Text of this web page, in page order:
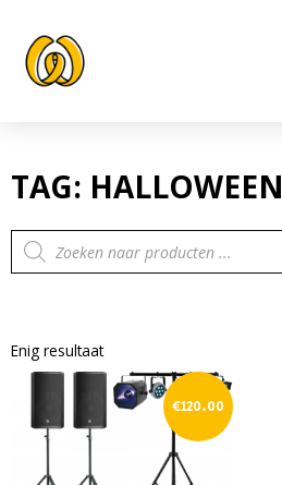
inhoud
TAG: HALLOWEEN
Producten
zoeken
Enig resultaat
€120.00